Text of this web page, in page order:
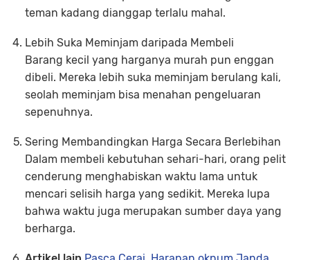
teman kadang dianggap terlalu mahal.
Lebih Suka Meminjam daripada Membeli
Barang kecil yang harganya murah pun enggan
dibeli. Mereka lebih suka meminjam berulang kali,
seolah meminjam bisa menahan pengeluaran
sepenuhnya.
Sering Membandingkan Harga Secara Berlebihan
Dalam membeli kebutuhan sehari-hari, orang pelit
cenderung menghabiskan waktu lama untuk
mencari selisih harga yang sedikit. Mereka lupa
bahwa waktu juga merupakan sumber daya yang
berharga.